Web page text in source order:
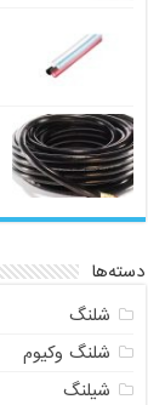
دسته‌ها
شلنگ
شلنگ وکیوم
شیلنگ